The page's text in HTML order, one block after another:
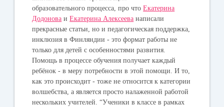
образовательного процесса, про чтоЕкатерина
Додонова иЕкатерина Алексеева написали
прекрасные статьи, но и педагогическая поддержка,
инклюзия в Финляндии - это формат работы не
только для детей с особенностями развития.
Помощь в процессе обучения получает каждый
ребёнок - в меру потребности в этой помощи. И то,
как это происходит - тоже не относится к категории
волшебства, а является просто налаженной работой
нескольких учителей. “Ученики в классе в рамках